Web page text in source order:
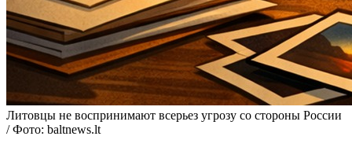
Литовцы не воспринимают всерьез угрозу со стороны России
/ Фото: baltnews.lt